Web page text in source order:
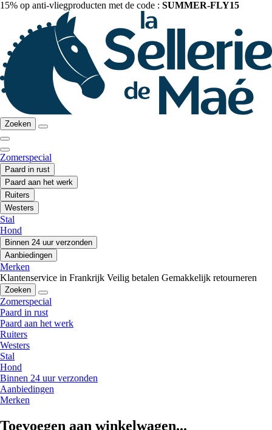
15% op anti-vliegproducten met de code : SUMMER-FLY15
Zoeken
Zomerspecial
Paard in rust
Paard aan het werk
Ruiters
Westers
Stal
Hond
Binnen 24 uur verzonden
Aanbiedingen
Merken
Klantenservice in Frankrijk Veilig betalen Gemakkelijk retourneren
Zoeken
Zomerspecial
Paard in rust
Paard aan het werk
Ruiters
Westers
Stal
Hond
Binnen 24 uur verzonden
Aanbiedingen
Merken
Toevoegen aan winkelwagen...